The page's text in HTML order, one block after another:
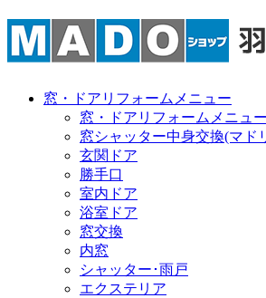
窓・ドアリフォームメニュー
窓・ドアリフォームメニュ
窓シャッター中身交換(マド
玄関ドア
勝手口
室内ドア
浴室ドア
窓交換
内窓
シャッター･雨戸
エクステリア